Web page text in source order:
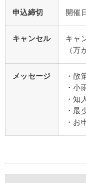
申込締切 開催
キャンセル
キャ
（
メッセージ
・散
・小
・知
・最
・お